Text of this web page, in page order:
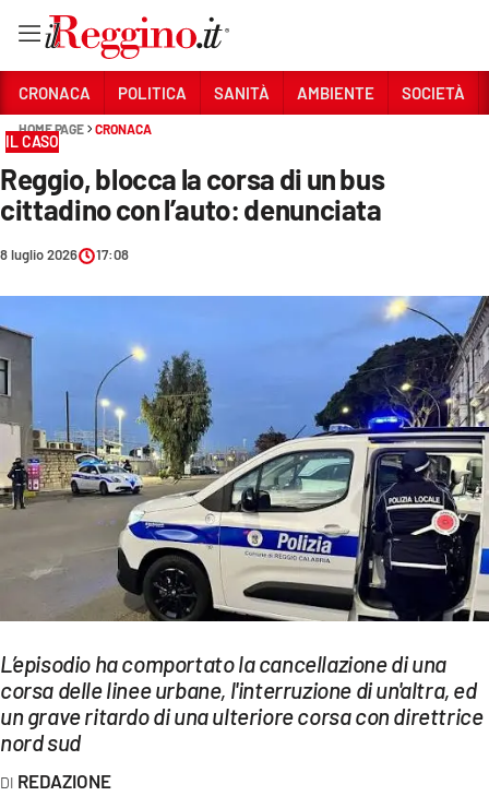
Sezioni
CRONACA
CULTURA
ECONOMIA E LAVORO
EVENTI
Streaming
LAC TV
LAC NETWORK
LAC ONAIR
CRONACA POLITICA SANITÀ AMBIENTE SOCIETÀ
HOME PAGE CRONACA
IL CASO
Reggio, blocca la corsa di un bus
cittadino con l’auto: denunciata
8 luglio 2026 17:08
L’episodio ha comportato la cancellazione di una
corsa delle linee urbane, l'interruzione di un'altra, ed
un grave ritardo di una ulteriore corsa con direttrice
nord sud
REDAZIONE